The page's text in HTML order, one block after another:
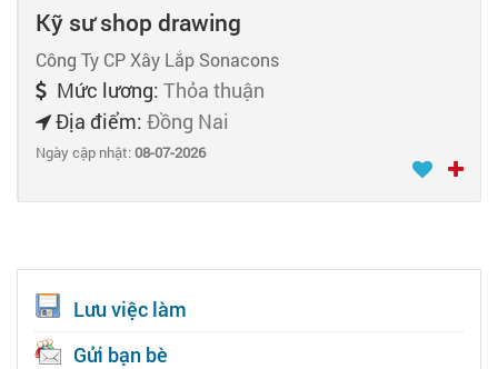
Kỹ sư shop drawing
Công Ty CP Xây Lắp Sonacons
Mức lương: Thỏa thuận
Địa điểm: Đồng Nai
Ngày cập nhật:08-07-2026
Lưu việc làm
Gửi bạn bè